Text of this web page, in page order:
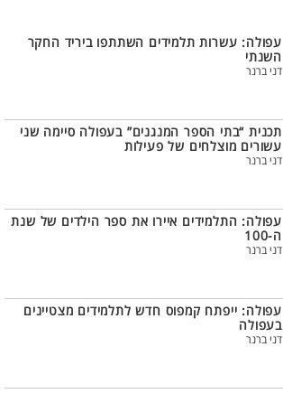
עפולה: עשרות תלמידים השתתפו ביריד החקר
השנתי
דני ברנר
תכנית “בתי הספר המנגנים” בעפולה סיימה שני
עשורים מוצלחים של פעילות
דני ברנר
עפולה: התלמידים איירו את ספר הילדים של שנת
ה-100
דני ברנר
עפולה: ייפתח קמפוס חדש לתלמידים מצטיינים
בעפולה
דני ברנר